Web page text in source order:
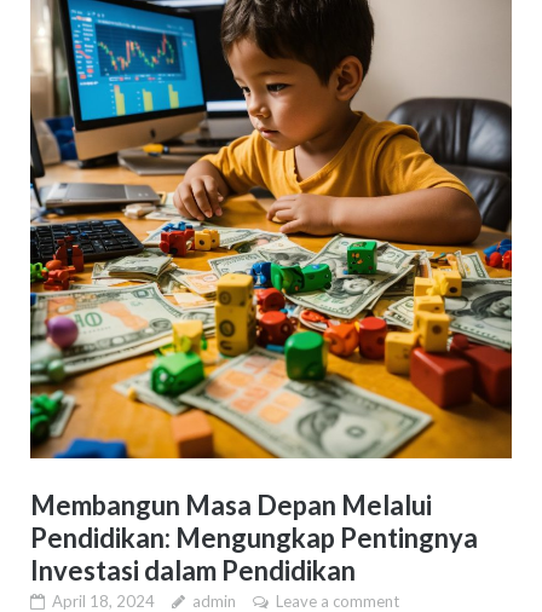
Membangun Masa Depan Melalui
Pendidikan: Mengungkap Pentingnya
Investasi dalam Pendidikan
April 18, 2024 admin Leave a comment